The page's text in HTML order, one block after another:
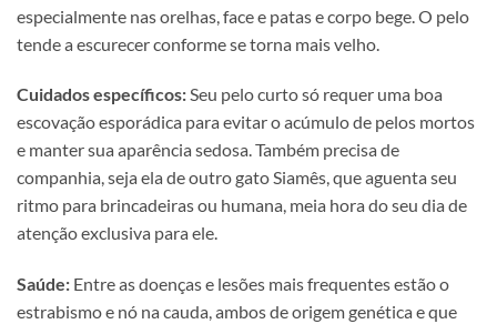
especialmente nas orelhas, face e patas e corpo bege. O pelo
tende a escurecer conforme se torna mais velho.
Cuidados específicos:Seu pelo curto só requer uma boa
escovação esporádica para evitar o acúmulo de pelos mortos
e manter sua aparência sedosa. Também precisa de
companhia, seja ela de outro gato Siamês, que aguenta seu
ritmo para brincadeiras ou humana, meia hora do seu dia de
atenção exclusiva para ele.
Saúde: Entre as doenças e lesões mais frequentes estão o
estrabismo e nó na cauda, ambos de origem genética e que